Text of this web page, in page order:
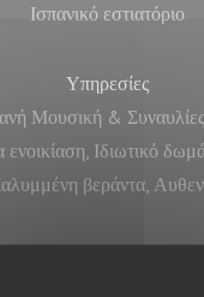
Ισπανικό εστιατόριο
Υπηρεσίες
Μουσική &
ενοικίαση, Ιδιωτικό
βεράντα,